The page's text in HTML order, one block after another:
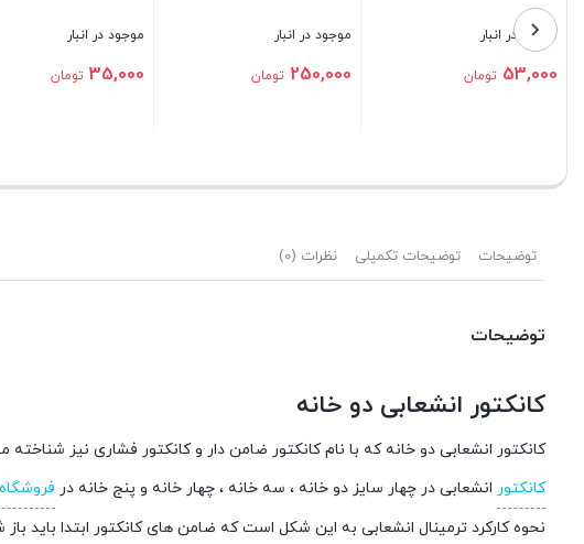
موجود در انبار
53,000 تومان
موجود در انبار
250,000 تومان
موجود در انبار
35,000 تومان
توضیحات توضیحات تکمیلی نظرات (0)
توضیحات
کانکتور انشعابی دو خانه
کانکتور انشعابی دو خانه که با نام کانکتور ضامن دار و کانکتور فشاری نیز
کانکتور انشعابی در چهار سایز دو خانه ، سه خانه ، چهار خانه و پنج خانه در
نحوه کارکرد ترمینال انشعابی به این شکل است که ضامن های کانکتور ابتدا